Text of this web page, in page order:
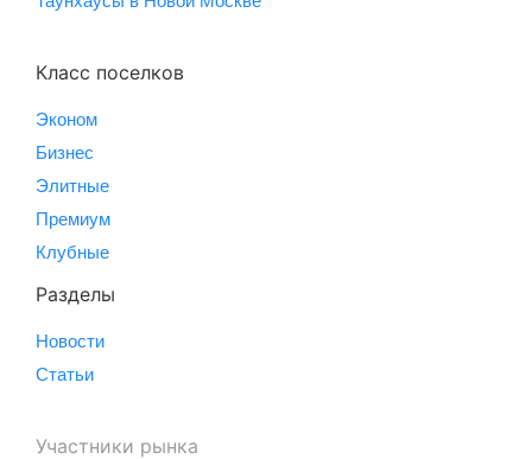
Класс поселков
Эконом
Бизнес
Элитные
Премиум
Клубные
Разделы
Новости
Статьи
Участники рынка